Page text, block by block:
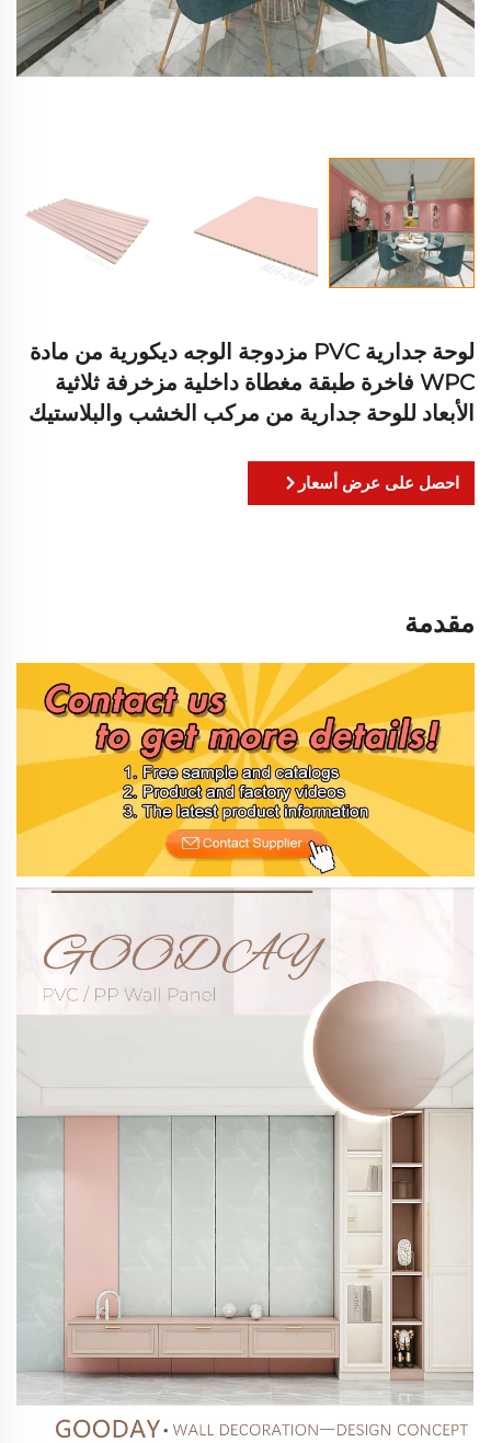
لوحة جدارية PVC مزدوجة الوجه ديكورية من مادة
WPC فاخرة طبقة مغطاة داخلية مزخرفة ثلاثية
الأبعاد للوحة جدارية من مركب الخشب والبلاستيك
احصل على عرض أسعار
مقدمة